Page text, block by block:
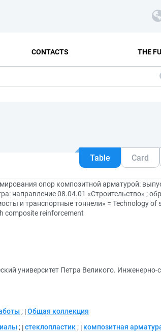
CONTACTS THE
Table Card
опор композитной арматурой:
направление 08.04.01 «Строительство» ;
и транспортные тоннели» = Technology of
composite reinforcement
университет Петра Великого. Инженерно-
; Общая коллекция
; стеклопластик ; композитная